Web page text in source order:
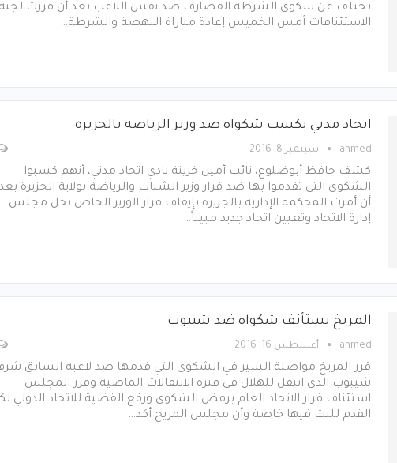
تختلف عن شكوى الشرطة القضارف ضد نفس اللاعب بعد أن قررت
الاستئنافات أمس الخميس إعادة مباراة النهضة والشرطة…
اتحاد مدني يكسب شكواه ضد وزير الرياضة بالجزيرة
ahmed سبتمبر 8, 2016
كشف حافظ أبوضلوع، نائب أمين خزينة نادي اتحاد مدني، أنهم كسبوا
الشكوى التي تقدموا بها ضد قرار وزير الشباب والرياضة بولاية الجزيرة
أن أمرت المحكمة الإدارية بالجزيرة بإيقاف قرار الوزير الخاص بحل مجلس
إدارة الاتحاد وتعيين اتحاد جديد مبيناً…
المريخ يستأنف شكواه ضد شيبوب
ahmed أغسطس 16, 2016
قرر المريخ مواصلة السير في الشكوى التي قدمها ضد لاعبه السابق
شيبوب الذي انتقل للهلال في فترة الانتقالات الماضية وقرر المجلس
استئناف قرار الاتحاد العام برفض الشكوى ورفع القضية للاتحاد الدولي
القدم للبت فيها خاصة وأن مجلس المريخ أكد…